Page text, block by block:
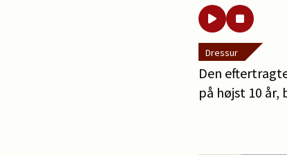
Dressur
Den
på højst 10